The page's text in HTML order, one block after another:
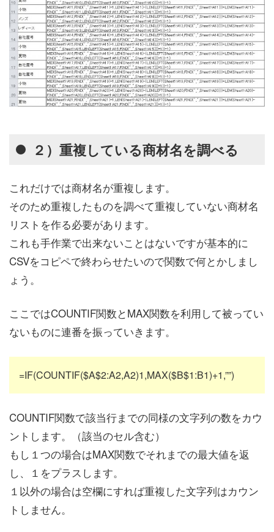
２）重複している商材名を調べる
これだけでは商材名が重複します。
そのため重複したものを調べて重複していない商材名
リストを作る必要があります。
これも手作業で出来ないことはないですが基本的に
CSVをコピペで終わらせたいので関数で何とかしまし
ょう。
ここではCOUNTIF関数とMAX関数を利用して被ってい
ないものに連番を振っていきます。
=IF(COUNTIF($A$2:A2,A2)1,MAX($B$1:B1)+1,””)
COUNTIF関数で該当行までの同様の文字列の数をカウ
ントします。（該当のセル含む）
もし１つの場合はMAX関数でそれまでの最大値を返
し、１をプラスします。
１以外の場合は空欄にすれば重複した文字列はカウン
トしません。